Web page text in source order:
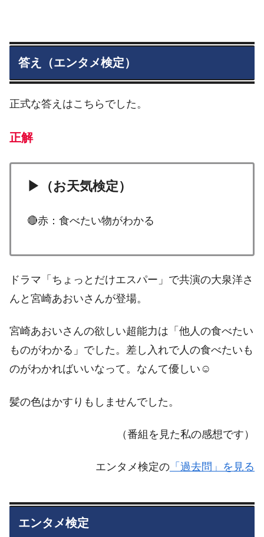
答え（エンタメ検定）
正式な答えはこちらでした。
正解
▶（お天気検定）
🔴赤：食べたい物がわかる
ドラマ「ちょっとだけエスパー」で共演の大泉洋さ
んと宮崎あおいさんが登場。
宮崎あおいさんの欲しい超能力は「他人の食べたい
ものがわかる」でした。差し入れで人の食べたいも
のがわかればいいなって。なんて優しい☺️
髪の色はかすりもしませんでした。
（番組を見た私の感想です）
エンタメ検定の 「過去問」を見る
エンタメ検定